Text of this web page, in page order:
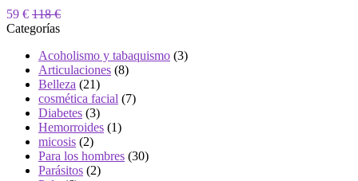
59 € 118 €
Categorías
Acoholismo y tabaquismo (3)
Articulaciones (8)
Belleza (21)
cosmética facial (7)
Diabetes (3)
Hemorroides (1)
micosis (2)
Para los hombres (30)
Parásitos (2)